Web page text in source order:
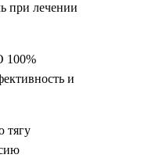
при лечении
100%
и
тягу